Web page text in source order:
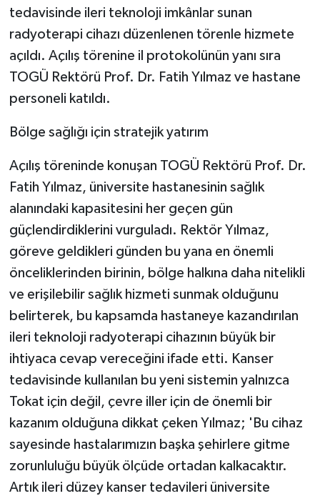
tedavisinde ileri teknoloji imkânlar sunan
radyoterapi cihazı düzenlenen törenle hizmete
açıldı. Açılış törenine il protokolünün yanı sıra
TOGÜ Rektörü Prof. Dr. Fatih Yılmaz ve hastane
personeli katıldı.
Bölge sağlığı için stratejik yatırım
Açılış töreninde konuşan TOGÜ Rektörü Prof. Dr.
Fatih Yılmaz, üniversite hastanesinin sağlık
alanındaki kapasitesini her geçen gün
güçlendirdiklerini vurguladı. Rektör Yılmaz,
göreve geldikleri günden bu yana en önemli
önceliklerinden birinin, bölge halkına daha nitelikli
ve erişilebilir sağlık hizmeti sunmak olduğunu
belirterek, bu kapsamda hastaneye kazandırılan
ileri teknoloji radyoterapi cihazının büyük bir
ihtiyaca cevap vereceğini ifade etti. Kanser
tedavisinde kullanılan bu yeni sistemin yalnızca
Tokat için değil, çevre iller için de önemli bir
kazanım olduğuna dikkat çeken Yılmaz; 'Bu cihaz
sayesinde hastalarımızın başka şehirlere gitme
zorunluluğu büyük ölçüde ortadan kalkacaktır.
Artık ileri düzey kanser tedavileri üniversite